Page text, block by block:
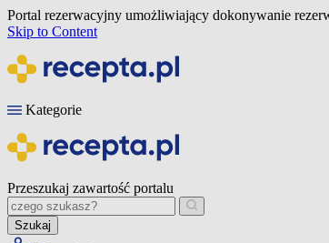
Portal rezerwacyjny umożliwiający dokonywanie
Skip to Content
Kategorie
Przeszukaj zawartość portalu
Szukaj